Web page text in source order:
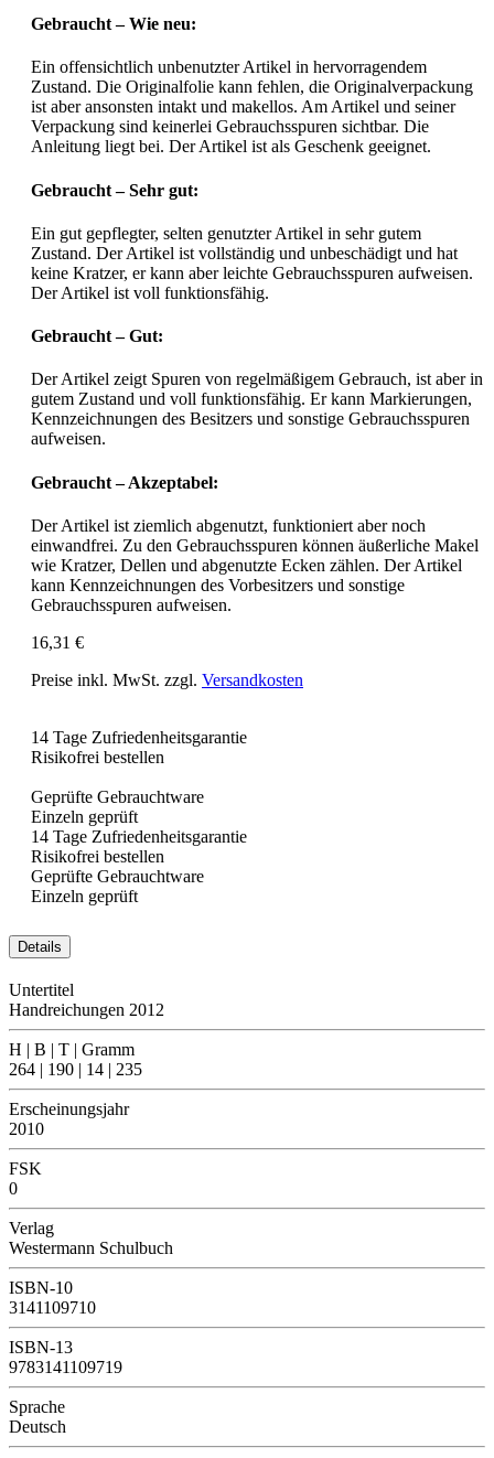
Gebraucht – Wie neu:
Ein offensichtlich unbenutzter Artikel in hervorragendem
Zustand. Die Originalfolie kann fehlen, die Originalverpackung
ist aber ansonsten intakt und makellos. Am Artikel und seiner
Verpackung sind keinerlei Gebrauchsspuren sichtbar. Die
Anleitung liegt bei. Der Artikel ist als Geschenk geeignet.
Gebraucht – Sehr gut:
Ein gut gepflegter, selten genutzter Artikel in sehr gutem
Zustand. Der Artikel ist vollständig und unbeschädigt und hat
keine Kratzer, er kann aber leichte Gebrauchsspuren aufweisen.
Der Artikel ist voll funktionsfähig.
Gebraucht – Gut:
Der Artikel zeigt Spuren von regelmäßigem Gebrauch, ist aber in
gutem Zustand und voll funktionsfähig. Er kann Markierungen,
Kennzeichnungen des Besitzers und sonstige Gebrauchsspuren
aufweisen.
Gebraucht – Akzeptabel:
Der Artikel ist ziemlich abgenutzt, funktioniert aber noch
einwandfrei. Zu den Gebrauchsspuren können äußerliche Makel
wie Kratzer, Dellen und abgenutzte Ecken zählen. Der Artikel
kann Kennzeichnungen des Vorbesitzers und sonstige
Gebrauchsspuren aufweisen.
16,31 €
Preise inkl. MwSt. zzgl. Versandkosten
14 Tage Zufriedenheitsgarantie
Risikofrei bestellen
Geprüfte Gebrauchtware
Einzeln geprüft
14 Tage Zufriedenheitsgarantie
Risikofrei bestellen
Geprüfte Gebrauchtware
Einzeln geprüft
Details
Untertitel
Handreichungen 2012
H | B | T | Gramm
264 | 190 | 14 | 235
Erscheinungsjahr
2010
FSK
0
Verlag
Westermann Schulbuch
ISBN-10
3141109710
ISBN-13
9783141109719
Sprache
Deutsch